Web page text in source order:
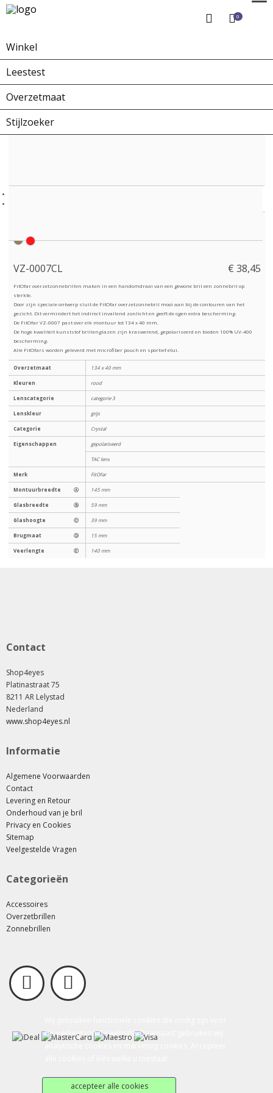
de werking van de website. Daarnaast gebruiken wij
accepteer alle cookies
0
Winkel
Leestest
Overzetmaat
Stijlzoeker
Home Winkel
VZ-0007CL € 38,45
FitOfar overzetzonnebrillen maken in een handomdraai van een gewone bril een zonnebril op
sterkte.
Door zijn speciale ontwerp sluit de FitOfar overzetzonnebril mooi aan bij de contouren van het
gezicht. Dit vermindert het indirect invallend zonlicht en geeft de ogen extra bescherming.
De FitOfar VZ-0007 past over elk montuur tot 134 x 40 mm.
De hoge kwaliteit kunststof brillenglazen zijn kraswerend, gepolariseerd en bieden 100% UV-400
bescherming.
Alle FitOfars worden geleverd met microfiber pouch en sportief etui.
Overzetmaat 134 x 40 mm
Kleuren rood
Lenscategorie categorie 3
Lenskleur grijs
Categorie Crystal
Eigenschappen gepolariseerd
TAC lens
Merk FitOfar
Montuurbreedte Ⓐ 145 mm
Glasbreedte Ⓑ 59 mm
Glashoogte Ⓒ 39 mm
Brugmaat Ⓓ 15 mm
Veerlengte Ⓔ 140 mm
Contact
Shop4eyes
Platinastraat 75
8211 AR Lelystad
Nederland
www.shop4eyes.nl
Informatie
Algemene Voorwaarden
Contact
Levering en Retour
Onderhoud van je bril
Privacy en Cookies
Sitemap
Veelgestelde Vragen
Categorieën
Accessoires
Overzetbrillen
Zonnebrillen